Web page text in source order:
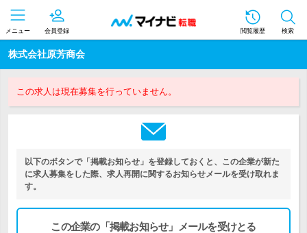
メニュー 会員登録 閲覧履歴 検索
株式会社原芳商会
この求人は現在募集を行っていません。
以下のボタンで「掲載お知らせ」を登録しておくと、この企業が新た
に求人募集をした際、求人再開に関するお知らせメールを受け取れま
す。
この企業の「掲載お知らせ」メールを受けとる